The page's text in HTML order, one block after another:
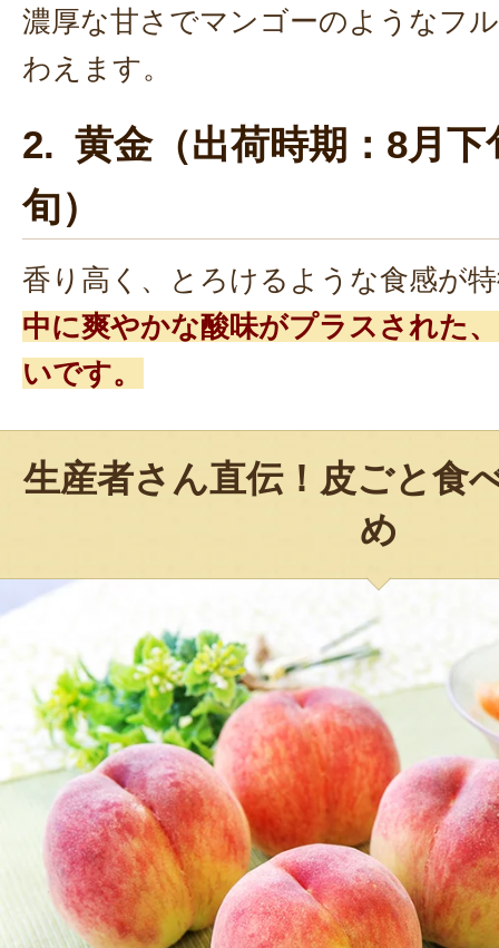
濃厚な甘さでマンゴーのようなフ
わえます。
2. 黄金（出荷時期：8月下
旬）
香り高く、とろけるような食感が
中に爽やかな酸味がプラスされた
いです。
生産者さん直伝！皮ごと食
め